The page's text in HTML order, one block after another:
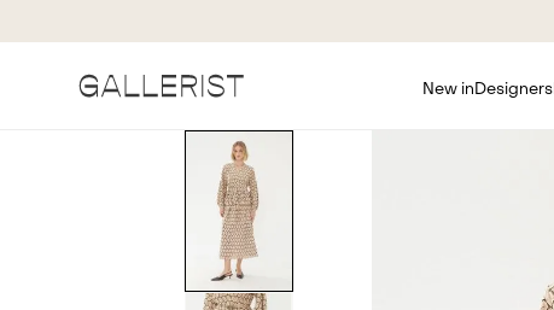
New in Designers